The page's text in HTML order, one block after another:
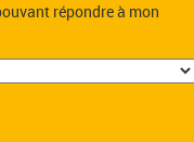
répondre à mon